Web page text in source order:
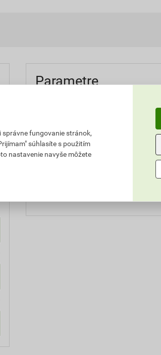
Parametre
použitie
správne fungovanie stránok,
súhlasíte s použitím
nastavenie navyše môžete